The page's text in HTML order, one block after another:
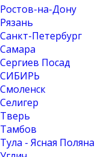
Ростов-на-Дону
Рязань
Санкт-Петербург
Самара
Сергиев Посад
СИБИРЬ
Смоленск
Селигер
Тверь
Тамбов
Тула - Ясная Поляна